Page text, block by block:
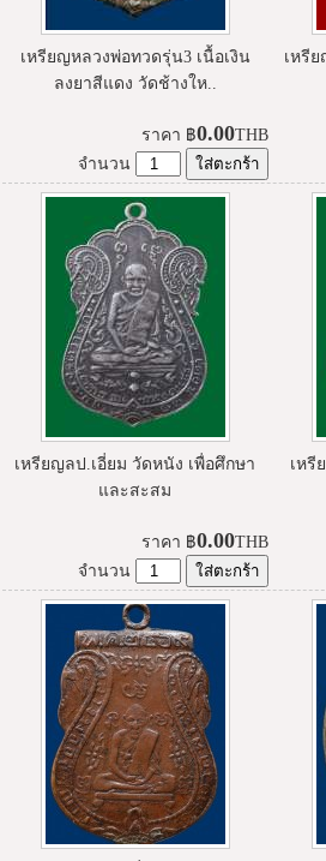
เหรียญหลวงพ่อทวดรุ่น3 เนื้อเงิน
ลงยาสีแดง วัดช้างให..
ราคา ฿0.00THB
จำนวน
เหรี
เหรียญลป.เอี่ยม วัดหนัง เพื่อศึกษา
และสะสม
ราคา ฿0.00THB
จำนวน
เหรี